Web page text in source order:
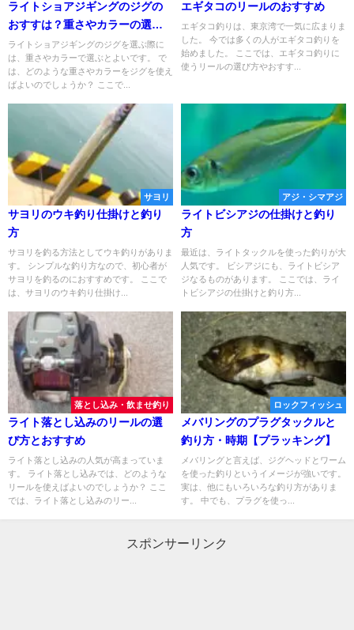
ライトショアジギングのジグの
おすすは？重さやカラーの選び
方は？
ライトショアジギングのジグを選ぶ際に
は、重さやカラーで選ぶとよいです。 で
は、どのような重さやカラーをジグを使え
ばよいのでしょうか？ ここで...
エギタコのリールのおすすめ
エギタコ釣りは、東京湾で一気に広まりま
した。 今では多くの人がエギタコ釣りを
始めました。 ここでは、エギタコ釣りに
使うリールの選び方やおすす...
サヨリ
サヨリのウキ釣り仕掛けと釣り
方
サヨリを釣る方法としてウキ釣りがありま
す。 シンプルな釣り方なので、初心者が
サヨリを釣るのにおすすめです。 ここで
は、サヨリのウキ釣り仕掛け...
アジ・シマアジ
ライトビシアジの仕掛けと釣り
方
最近は、ライトタックルを使った釣りが大
人気です。 ビシアジにも、ライトビシア
ジなるものがあります。 ここでは、ライ
トビシアジの仕掛けと釣り方...
落とし込み・飲ませ釣り
ライト落とし込みのリールの選
び方とおすすめ
ライト落とし込みの人気が高まっていま
す。 ライト落とし込みでは、どのような
リールを使えばよいのでしょうか？ ここ
では、ライト落とし込みのリー...
ロックフィッシュ
メバリングのプラグタックルと
釣り方・時期【プラッキング】
メバリングと言えば、ジグヘッドとワーム
を使った釣りというイメージが強いです。
実は、他にもいろいろな釣り方がありま
す。 中でも、プラグを使っ...
スポンサーリンク